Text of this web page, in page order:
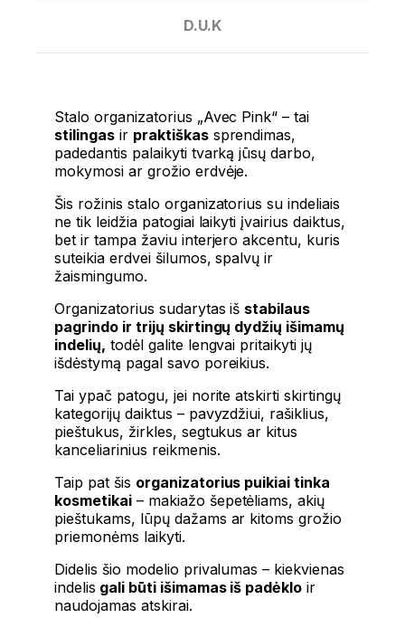
D.U.K
Stalo organizatorius „Avec Pink“ – tai
stilingasir praktiškassprendimas,
padedantis palaikyti tvarką jūsų darbo,
mokymosi ar grožio erdvėje.
Šis rožinis stalo organizatorius su indeliais
ne tik leidžia patogiai laikyti įvairius daiktus,
bet ir tampa žaviu interjero akcentu, kuris
suteikia erdvei šilumos, spalvų ir
žaismingumo.
Organizatorius sudarytas iš stabilaus
pagrindo ir trijų skirtingų dydžių išimamų
indelių, todėl galite lengvai pritaikyti jų
išdėstymą pagal savo poreikius.
Tai ypač patogu, jei norite atskirti skirtingų
kategorijų daiktus – pavyzdžiui, rašiklius,
pieštukus, žirkles, segtukus ar kitus
kanceliarinius reikmenis.
Taip pat šis organizatorius puikiai tinka
kosmetikai– makiažo šepetėliams, akių
pieštukams, lūpų dažams ar kitoms grožio
priemonėms laikyti.
Didelis šio modelio privalumas – kiekvienas
indelis gali būti išimamas iš padėklo ir
naudojamas atskirai.